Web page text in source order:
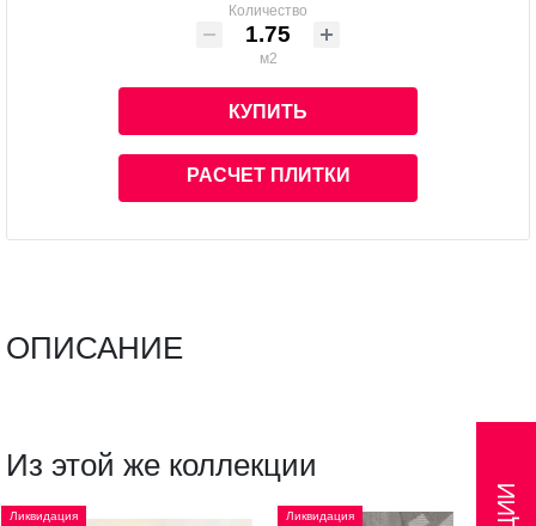
Количество
м2
КУПИТЬ
РАСЧЕТ ПЛИТКИ
ОПИСАНИЕ
Из этой же коллекции
Ликвидация Ликвидация